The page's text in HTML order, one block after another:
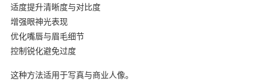
适度提升清晰度与对比度
增强眼神光表现
优化嘴唇与眉毛细节
控制锐化避免过度
这种方法适用于写真与商业人像。